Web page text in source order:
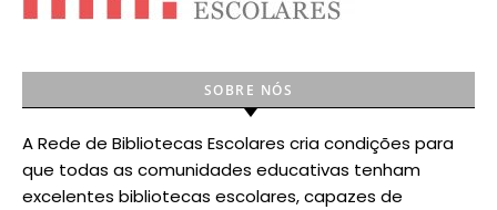
SOBRE NÓS
A Rede de Bibliotecas Escolares cria condições para
que todas as comunidades educativas tenham
excelentes bibliotecas escolares, capazes de